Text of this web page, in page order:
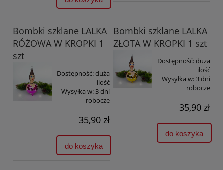
Bombki szklane LALKA
RÓŻOWA W KROPKI 1
szt
Dostępność:duża
ilość
Wysyłka w:3 dni
robocze
35,90 zł
do koszyka
Bombki szklane LALKA
ZŁOTA W KROPKI 1 szt
Dostępność:duża
ilość
Wysyłka w:3 dni
robocze
35,90 zł
do koszyka